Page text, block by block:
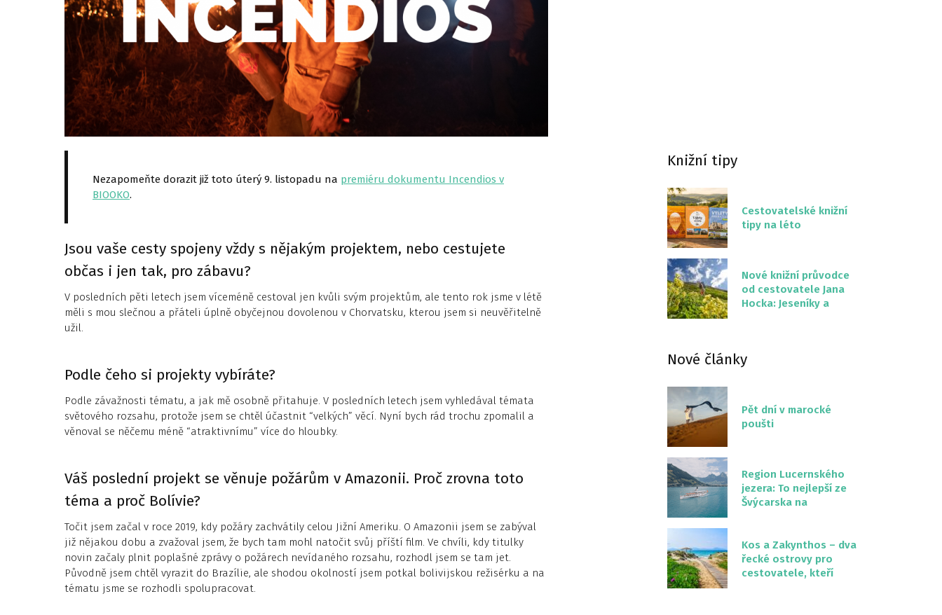
Nezapomeňte dorazit již toto úterý 9. listopadu na premiéru dokumentu Incendios v
BIOOKO.
Jsou vaše cesty spojeny vždy s nějakým projektem, nebo cestujete
občas i jen tak, pro zábavu?
V posledních pěti letech jsem víceméně cestoval jen kvůli svým projektům, ale tento rok jsme v létě
měli s mou slečnou a přáteli úplně obyčejnou dovolenou v Chorvatsku, kterou jsem si neuvěřitelně
užil.
Podle čeho si projekty vybíráte?
Podle závažnosti tématu, a jak mě osobně přitahuje. V posledních letech jsem vyhledával témata
světového rozsahu, protože jsem se chtěl účastnit “velkých” věcí. Nyní bych rád trochu zpomalil a
věnoval se něčemu méně “atraktivnímu” více do hloubky.
Váš poslední projekt se věnuje požárům v Amazonii. Proč zrovna toto
téma a proč Bolívie?
Točit jsem začal v roce 2019, kdy požáry zachvátily celou Jižní Ameriku. O Amazonii jsem se zabýval
již nějakou dobu a zvažoval jsem, že bych tam mohl natočit svůj příští film. Ve chvíli, kdy titulky
novin začaly plnit poplašné zprávy o požárech nevídaného rozsahu, rozhodl jsem se tam jet.
Původně jsem chtěl vyrazit do Brazílie, ale shodou okolností jsem potkal bolivijskou režisérku a na
tématu jsme se rozhodli spolupracovat.
Knižní tipy
Cestovatelské knižní
tipy na léto
Nové knižní průvodce
od cestovatele Jana
Hocka: Jeseníky a
Nové články
Pět dní v marocké
poušti
Region Lucernského
jezera: To nejlepší ze
Švýcarska na
Kos a Zakynthos – dva
řecké ostrovy pro
cestovatele, kteří